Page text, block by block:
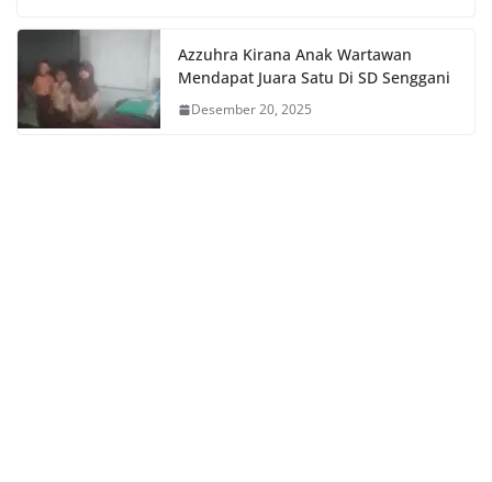
Azzuhra Kirana Anak Wartawan
Mendapat Juara Satu Di SD Senggani
Desember 20, 2025